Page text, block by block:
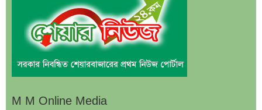
শেখ হাসিনাকে নিয়ে বিস্ফোরক মন্তব্য সোহেল তাজের
ন্যাশনাল ফিড মিলের দ্বিতীয় প্রান্তিক প্রকাশ
বাজুসের নতুন ঘোষণা, স্বর্ণের দামে ইতিহাসের বড় উল্লম্ফন
দর্শক
M M Online Media